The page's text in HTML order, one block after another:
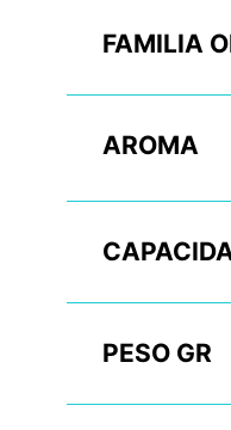
FAMILIA
AROMA
PESO GR